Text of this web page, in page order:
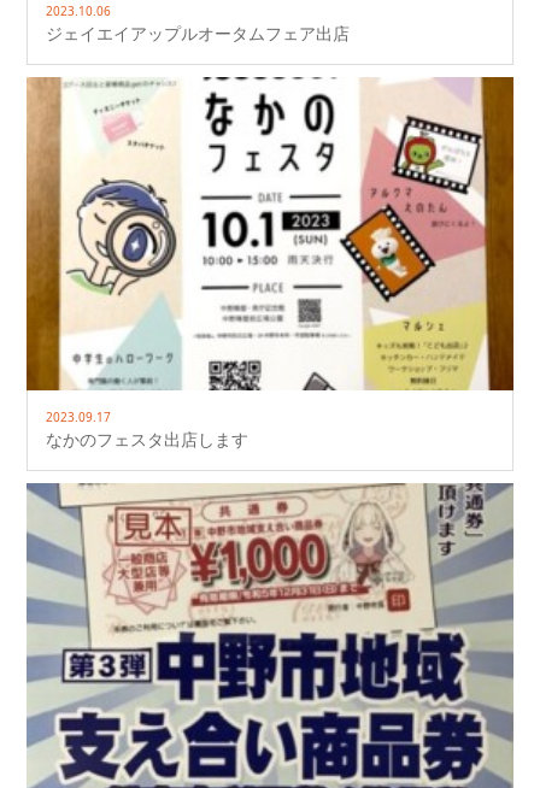
2023.10.06
ジェイエイアップルオータムフェア出店
2023.09.17
なかのフェスタ出店します